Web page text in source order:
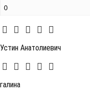
0
Устин Анатолиевич
галина